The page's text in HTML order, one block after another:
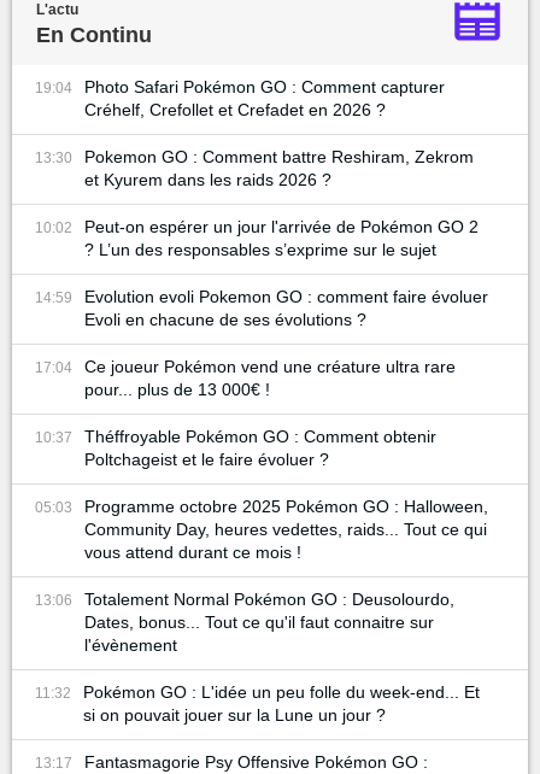
L'actu
En Continu
19:04
Photo Safari Pokémon GO : Comment capturer
Créhelf, Crefollet et Crefadet en 2026 ?
13:30
Pokemon GO : Comment battre Reshiram, Zekrom
et Kyurem dans les raids 2026 ?
10:02
Peut-on espérer un jour l'arrivée de Pokémon GO 2
? L’un des responsables s’exprime sur le sujet
14:59
Evolution evoli Pokemon GO : comment faire évoluer
Evoli en chacune de ses évolutions ?
17:04
Ce joueur Pokémon vend une créature ultra rare
pour... plus de 13 000€ !
10:37
Théffroyable Pokémon GO : Comment obtenir
Poltchageist et le faire évoluer ?
05:03
Programme octobre 2025 Pokémon GO : Halloween,
Community Day, heures vedettes, raids... Tout ce qui
vous attend durant ce mois !
13:06
Totalement Normal Pokémon GO : Deusolourdo,
Dates, bonus... Tout ce qu'il faut connaitre sur
l'évènement
11:32
Pokémon GO : L'idée un peu folle du week-end... Et
si on pouvait jouer sur la Lune un jour ?
13:17
Fantasmagorie Psy Offensive Pokémon GO :